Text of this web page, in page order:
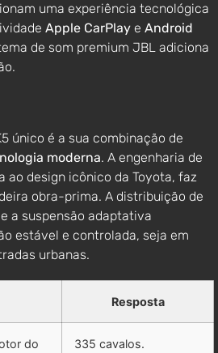
uma experiência tecnológica
Apple CarPlay e Android
de som premium JBL adiciona
único é a sua combinação de
moderna. A engenharia de
ao design icônico da Toyota, faz
obra-prima. A distribuição de
a suspensão adaptativa
estável e controlada, seja em
urbanas.
Resposta
do
335 cavalos.